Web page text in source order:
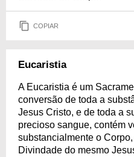
COPIAR
Eucaristia
A Eucaristia é um
conversão de toda a
Jesus Cristo, e de toda a
precioso sangue, contém
substancialmente o
Divindade do mesmo